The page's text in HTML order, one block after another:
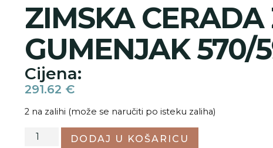
ZIMSKA CERADA
GUMENJAK 570/
Cijena:
291.62 €
2 na zalihi (može se naručiti po isteku zaliha)
DODAJ U KOŠARICU